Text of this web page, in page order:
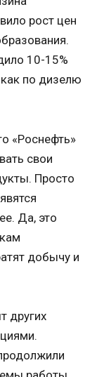
рост цен
10-15%
по дизелю
«Роснефть»
свои
Просто
Да, это
добычу и
других